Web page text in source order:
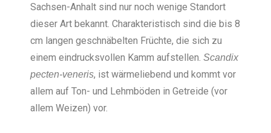
Sachsen-Anhalt sind nur noch wenige Standort
dieser Art bekannt. Charakteristisch sind die bis 8
cm langen geschnäbelten Früchte, die sich zu
einem eindrucksvollen Kamm aufstellen. Scandix
pecten-veneris, ist wärmeliebend und kommt vor
allem auf Ton- und Lehmböden in Getreide (vor
allem Weizen) vor.